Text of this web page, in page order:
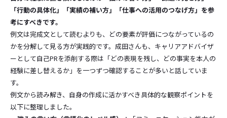
「行動の具体化」「実績の補い方」「仕事への活用のつなげ方」を参
考にすべきです。
例文は完成文として読むよりも、どの要素が評価につながっているの
かを分解して見る方が実践的です。成田さんも、キャリアアドバイザ
ーとして自己PRを添削する際は「どの表現を残し、どの事実を本人の
経験に差し替えるか」を一つずつ確認することが多いと話していま
す。
例文から読み解き、自身の作成に活かすべき具体的な観察ポイントを
以下に整理しました。